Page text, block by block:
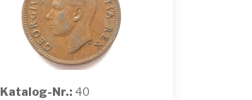
Katalog-Nr.: 40